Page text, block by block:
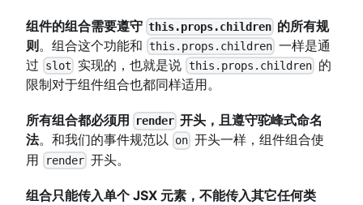
组件的组合需要遵守 this.props.children 的所有规
则 。组合这个功能和 this.props.children 一样是通
过
slot 实现的，也就是说 this.props.children的
限制对于组件组合也都同样适用。
所有组合都必须用 render 开头，且遵守驼峰式命名
法。和我们的事件规范以 on 开头一样，组件组合使
用
render 开头。
组合只能传入单个 JSX 元素，不能传入其它任何类